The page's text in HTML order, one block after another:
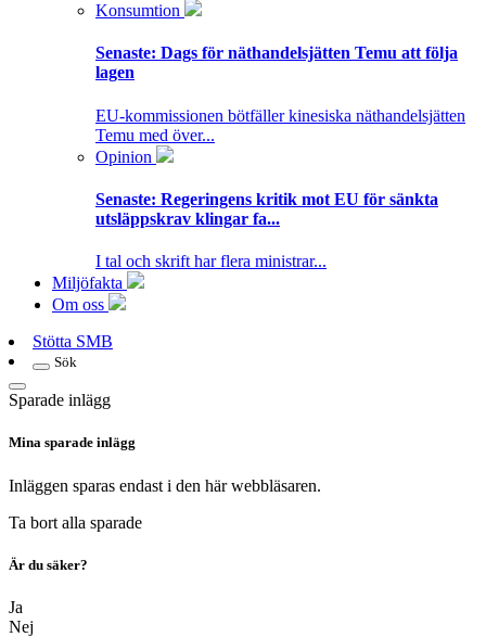
Konsumtion
Senaste: Dags för näthandelsjätten Temu att följa
lagen
EU-kommissionen bötfäller kinesiska näthandelsjätten
Temu med över...
Opinion
Senaste: Regeringens kritik mot EU för sänkta
utsläppskrav klingar fa...
I tal och skrift har flera ministrar...
Miljöfakta
Om oss
Stötta SMB
Sök
Sparade inlägg
Mina sparade inlägg
Inläggen sparas endast i den här webbläsaren.
Ta bort alla sparade
Är du säker?
Ja
Nej